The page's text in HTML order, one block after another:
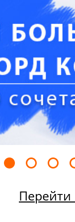
Перейти